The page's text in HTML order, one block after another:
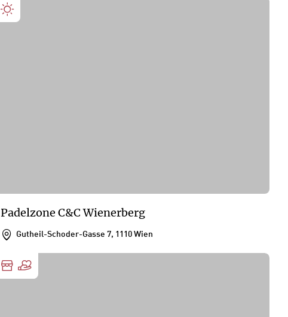
Padelzone C&C Wienerberg
Gutheil-Schoder-Gasse 7, 1110 Wien